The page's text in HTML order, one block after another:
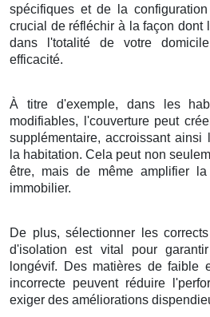
spécifiques et de la configuration
crucial de réfléchir à lafaçon dont
dans l'totalité de votre domicile
efficacité.
À titre d'exemple, dans les
modifiables, l'couverturepeut
supplémentaire,accroissantainsi
la habitation.Cela peut non
être, maisde même amplifier
immobilier.
De plus,sélectionner lescorrects
d'isolation est vital pourgarantir
longévif. Des matières de faible
incorrecte peuvent réduirel'
exiger des améliorations